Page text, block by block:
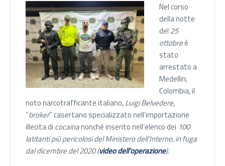
Nel corso
della notte
del 25
ottobreè
stato
arrestato a
Medellin,
Colombia, il
noto narcotrafficante italiano,Luigi Belvedere,
“broker” casertano specializzato nell’importazione
illecita di cocainanonché inserito nell’elenco dei 100
latitanti più pericolosi del Ministero dell’Interno,in fuga
dal dicembre del 2020 (video dell’operazione).